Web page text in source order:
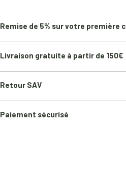
Remise de 5% sur votre première
Livraison gratuite à partir de 150€
Retour SAV
Paiement sécurisé